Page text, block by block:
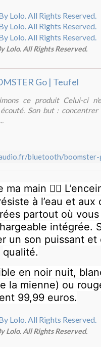
Lolo. All Rights Reserved.
Go | Teufel
ce produit Celui-ci
Son but :
bluetooth/
main 🖐🏻
à l’eau et
partout où
intégrée.
un son puissant et
qualité.
en noir nuit,
la mienne) ou
99,99 euros.
Lolo. All Rights Reserved.